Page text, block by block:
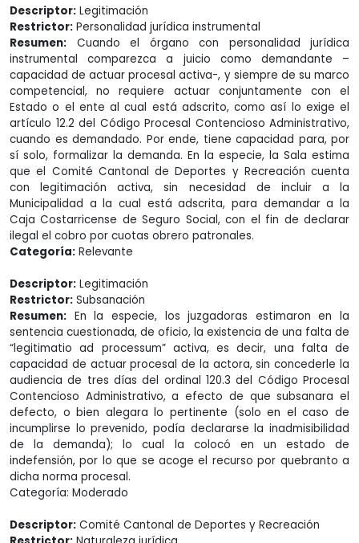
Descriptor: Legitimación
Restrictor: Personalidad jurídica instrumental
Resumen: Cuando el órgano con personalidad jurídica
instrumental comparezca a juicio como demandante –
capacidad de actuar procesal activa-, y siempre de su marco
competencial, no requiere actuar conjuntamente con el
Estado o el ente al cual está adscrito, como así lo exige el
artículo 12.2 del Código Procesal Contencioso Administrativo,
cuando es demandado. Por ende, tiene capacidad para, por
sí solo, formalizar la demanda. En la especie, la Sala estima
que el Comité Cantonal de Deportes y Recreación cuenta
con legitimación activa, sin necesidad de incluir a la
Municipalidad a la cual está adscrita, para demandar a la
Caja Costarricense de Seguro Social, con el fin de declarar
ilegal el cobro por cuotas obrero patronales.
Categoría: Relevante
Descriptor: Legitimación
Restrictor: Subsanación
Resumen: En la especie, los juzgadoras estimaron en la
sentencia cuestionada, de oficio, la existencia de una falta de
“legitimatio ad processum” activa, es decir, una falta de
capacidad de actuar procesal de la actora, sin concederle la
audiencia de tres días del ordinal 120.3 del Código Procesal
Contencioso Administrativo, a efecto de que subsanara el
defecto, o bien alegara lo pertinente (solo en el caso de
incumplirse lo prevenido, podía declararse la inadmisibilidad
de la demanda); lo cual la colocó en un estado de
indefensión, por lo que se acoge el recurso por quebranto a
dicha norma procesal.
Categoría: Moderado
Descriptor: Comité Cantonal de Deportes y Recreación